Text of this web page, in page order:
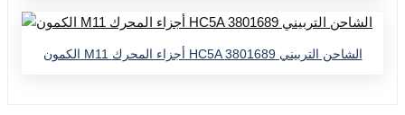
الكمون M11 أجزاء المحرك HC5A الشاحن التربيني 3801689